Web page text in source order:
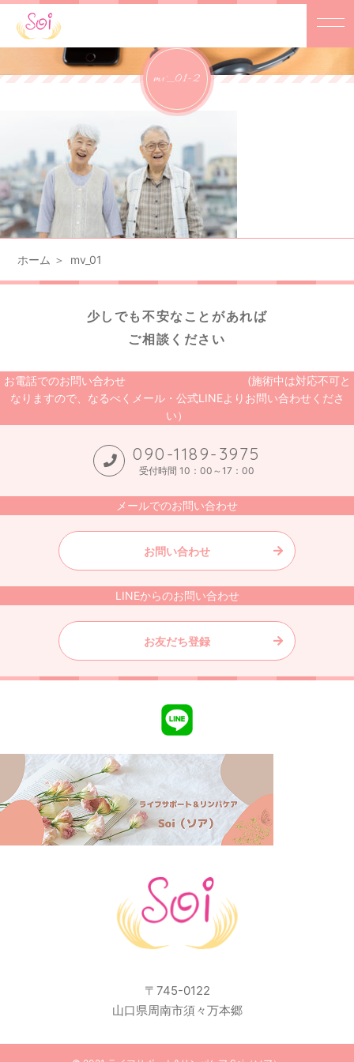
mv_01-2
ホーム mv_01
少しでも不安なことがあれば
ご相談ください
お電話でのお問い合わせ (施術中は対応不可と
なりますので、なるべくメール・公式LINEよりお問い合わせくださ
い）
090-1189-3975
受付時間 10：00～17：00
メールでのお問い合わせ
お問い合わせ
LINEからのお問い合わせ
お友だち登録
〒745-0122
山口県周南市須々万本郷